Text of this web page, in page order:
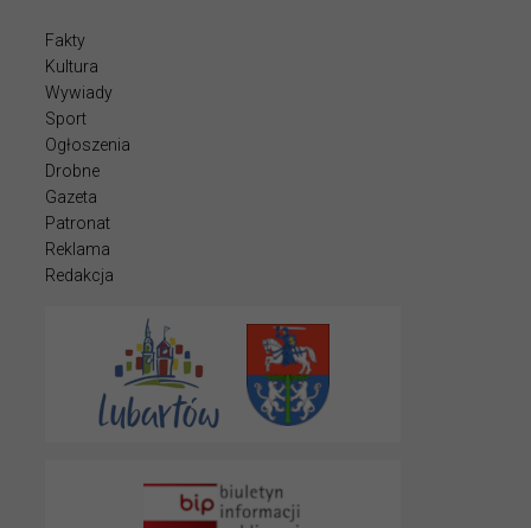
Fakty
Kultura
Wywiady
Sport
Ogłoszenia
Drobne
Gazeta
Patronat
Reklama
Redakcja